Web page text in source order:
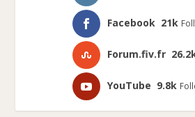
Facebook 21k
Forum.fiv.fr
YouTube 9.8k